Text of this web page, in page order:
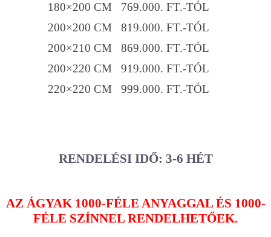
180×200 CM 769.000. FT.-TÓL
200×200 CM 819.000. FT.-TÓL
200×210 CM 869.000. FT.-TÓL
200×220 CM 919.000. FT.-TÓL
220×220 CM 999.000. FT.-TÓL
RENDELÉSI IDŐ: 3-6 HÉT
AZ ÁGYAK 1000-FÉLE ANYAGGAL ÉS 1000-
FÉLE SZÍNNEL RENDELHETŐEK.